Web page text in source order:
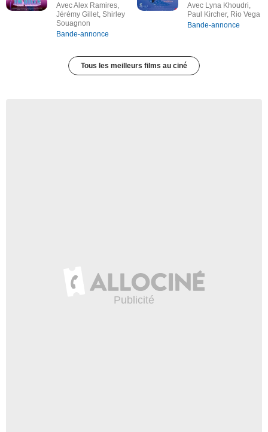
Avec Alex Ramires,
Jérémy Gillet, Shirley
Souagnon
Bande-annonce
Avec Lyna Khoudri,
Paul Kircher, Rio Vega
Bande-annonce
Tous les meilleurs films au ciné